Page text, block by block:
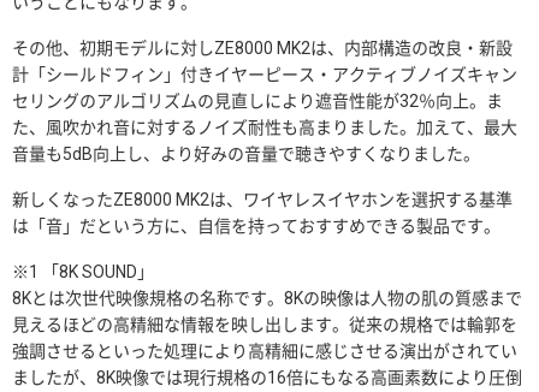
その他、初期モデルに対しZE8000 MK2は、内部構造の改良・新設
計「シールドフィン」付きイヤーピース・アクティブノイズキャン
セリングのアルゴリズムの見直しにより遮音性能が32％向上。ま
た、風吹かれ音に対するノイズ耐性も高まりました。加えて、最大
音量も5dB向上し、より好みの音量で聴きやすくなりました。
新しくなったZE8000 MK2は、ワイヤレスイヤホンを選択する基準
は「音」だという方に、自信を持っておすすめできる製品です。
※1 「8K SOUND」
8Kとは次世代映像規格の名称です。8Kの映像は人物の肌の質感まで
見えるほどの高精細な情報を映し出します。従来の規格では輪郭を
強調させるといった処理により高精細に感じさせる演出がされてい
ましたが、8K映像では現行規格の16倍にもなる高画素数により圧倒